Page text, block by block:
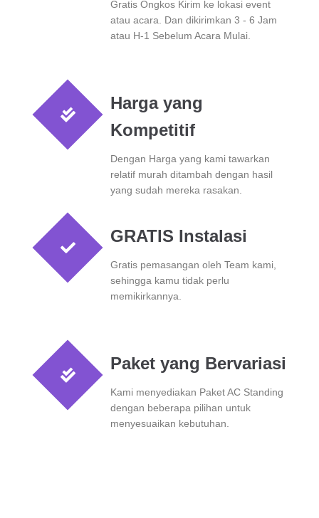
Gratis Ongkos Kirim ke lokasi event
atau acara. Dan dikirimkan 3 - 6 Jam
atau H-1 Sebelum Acara Mulai.
Harga yang
Kompetitif
Dengan Harga yang kami tawarkan
relatif murah ditambah dengan hasil
yang sudah mereka rasakan.
GRATIS Instalasi
Gratis pemasangan oleh Team kami,
sehingga kamu tidak perlu
memikirkannya.
Paket yang Bervariasi
Kami menyediakan Paket AC Standing
dengan beberapa pilihan untuk
menyesuaikan kebutuhan.